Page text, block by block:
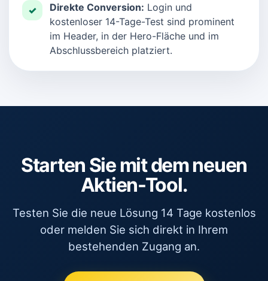
✓ Direkte Conversion: Login und
kostenloser 14-Tage-Test sind prominent
im Header, in der Hero-Fläche und im
Abschlussbereich platziert.
Starten Sie mit dem neuen
Aktien-Tool.
Testen Sie die neue Lösung 14 Tage kostenlos
oder melden Sie sich direkt in Ihrem
bestehenden Zugang an.